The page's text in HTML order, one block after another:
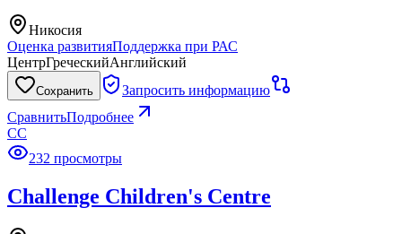
Никосия
Оценка развитияПоддержка при РАС
ЦентрГреческийАнглийский
Сохранить
Запросить информацию
СравнитьПодробнее
CC
232 просмотры
Challenge Children's Centre